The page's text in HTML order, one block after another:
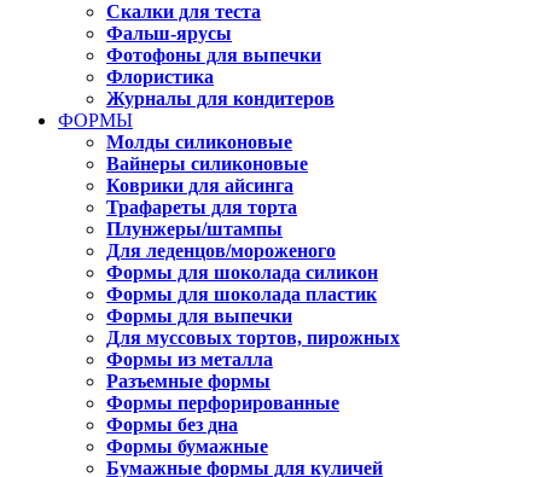
Скалки для теста
Фальш-ярусы
Фотофоны для выпечки
Флористика
Журналы для кондитеров
ФОРМЫ
Молды силиконовые
Вайнеры силиконовые
Коврики для айсинга
Трафареты для торта
Плунжеры/штампы
Для леденцов/мороженого
Формы для шоколада силикон
Формы для шоколада пластик
Формы для выпечки
Для муссовых тортов, пирожных
Формы из металла
Разъемные формы
Формы перфорированные
Формы без дна
Формы бумажные
Бумажные формы для куличей